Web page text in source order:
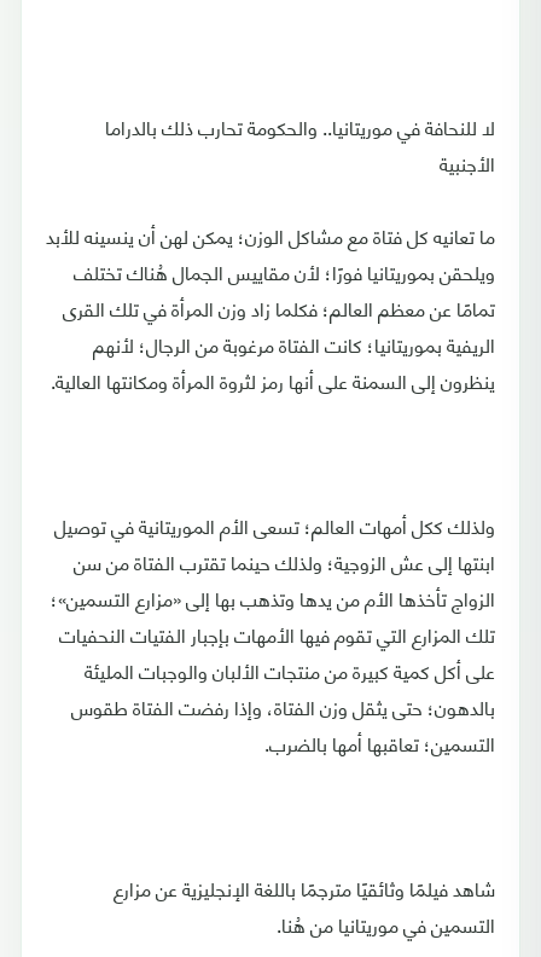
لا للنحافة في موريتانيا.. والحكومة تحارب ذلك بالدراما
الأجنبية
ما تعانيه كل فتاة مع مشاكل الوزن؛ يمكن لهن أن ينسينه للأبد
ويلحقن بموريتانيا فورًا؛ لأن مقاييس الجمال هُناك تختلف
تمامًا عن معظم العالم؛ فكلما زاد وزن المرأة في تلك القرى
الريفية بموريتانيا؛ كانت الفتاة مرغوبة من الرجال؛ لأنهم
ينظرون إلى السمنة على أنها رمز لثروة المرأة ومكانتها العالية.
ولذلك ككل أمهات العالم؛ تسعى الأم الموريتانية في توصيل
ابنتها إلى عش الزوجية؛ ولذلك حينما تقترب الفتاة من سن
الزواج تأخذها الأم من يدها وتذهب بها إلى «مزارع التسمين»؛
تلك المزارع التي تقوم فيها الأمهات بإجبار الفتيات النحفيات
على أكل كمية كبيرة من منتجات الألبان والوجبات المليئة
بالدهون؛ حتى يثقل وزن الفتاة، وإذا رفضت الفتاة طقوس
التسمين؛ تعاقبها أمها بالضرب.
شاهد فيلمًا وثائقيًا مترجمًا باللغة الإنجليزية عن مزارع
التسمين في موريتانيا من هُنا.